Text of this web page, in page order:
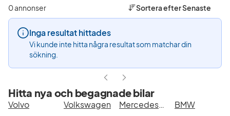
(Plats)
Volkswagen
0 annonser Sortera efterSenaste
Inga resultat hittades
Vi kunde inte hitta några resultat som matchar din
sökning.
Hitta nya och begagnade bilar
Volvo Volkswagen Mercedes-Benz
BMW